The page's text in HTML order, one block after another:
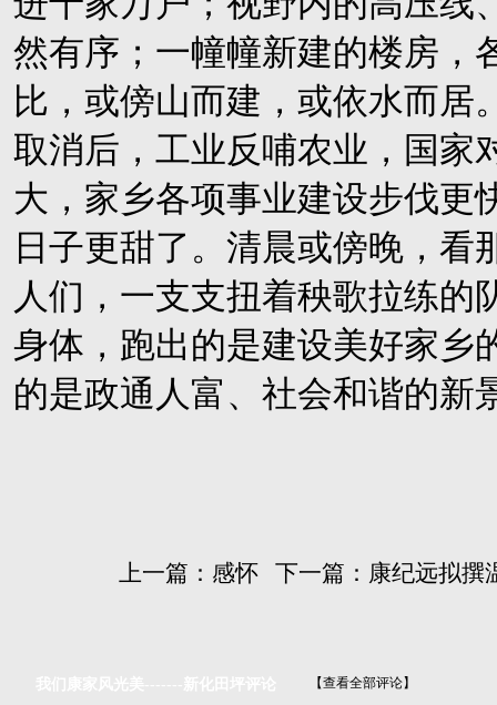
然有序；一幢幢新建的楼房，
比，或傍山而建，或依水而居
取消后，工业反哺农业，国家
大，家乡各项事业建设步伐更
日子更甜了。清晨或傍晚，看
人们，一支支扭着秧歌拉练的
身体，跑出的是建设美好家乡
的是政通人富、社会和谐的新
上一篇： 感怀下一篇： 康纪远拟撰
【查看全部评论】